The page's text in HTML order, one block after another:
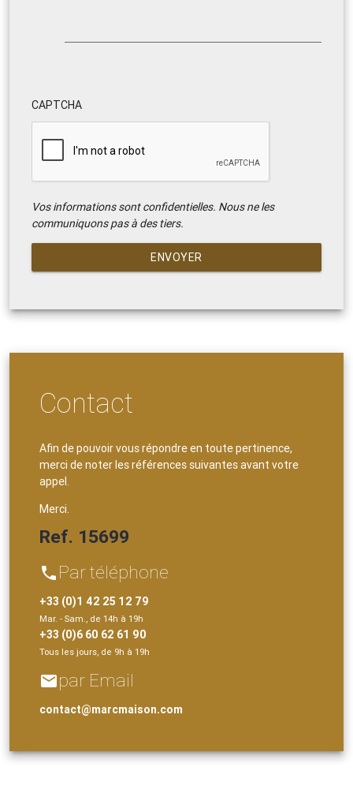
CAPTCHA
Vos informations sont confidentielles. Nous ne les
communiquons pas à des tiers.
ENVOYER
Contact
Afin de pouvoir vous répondre en toute pertinence,
merci de noter les références suivantes avant votre
appel.
Merci.
Ref. 15699
phone Par téléphone
+33 (0)1 42 25 12 79
Mar. - Sam., de 14h à 19h
+33 (0)6 60 62 61 90
Tous les jours, de 9h à 19h
emailpar Email
contact@marcmaison.com